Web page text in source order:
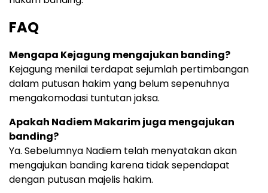
FAQ
Mengapa Kejagung mengajukan banding?
Kejagung menilai terdapat sejumlah pertimbangan
dalam putusan hakim yang belum sepenuhnya
mengakomodasi tuntutan jaksa.
Apakah Nadiem Makarim juga mengajukan
banding?
Ya. Sebelumnya Nadiem telah menyatakan akan
mengajukan banding karena tidak sependapat
dengan putusan majelis hakim.